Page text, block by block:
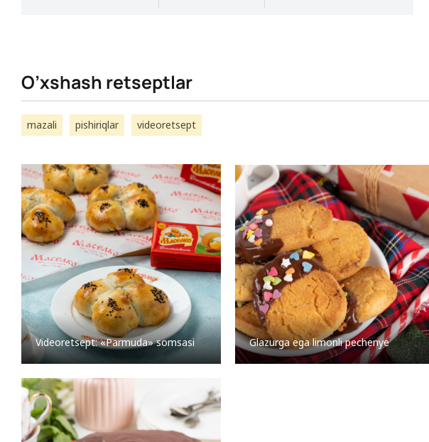
O’xshash retseptlar
mazali pishiriqlar videoretsept
Videoretsept: «Parmuda» somsasi Glazurga ega limonli pechenye